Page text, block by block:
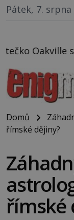
Pátek, 7. srpna
nebe snáší
Domů
římské dějiny?
římské